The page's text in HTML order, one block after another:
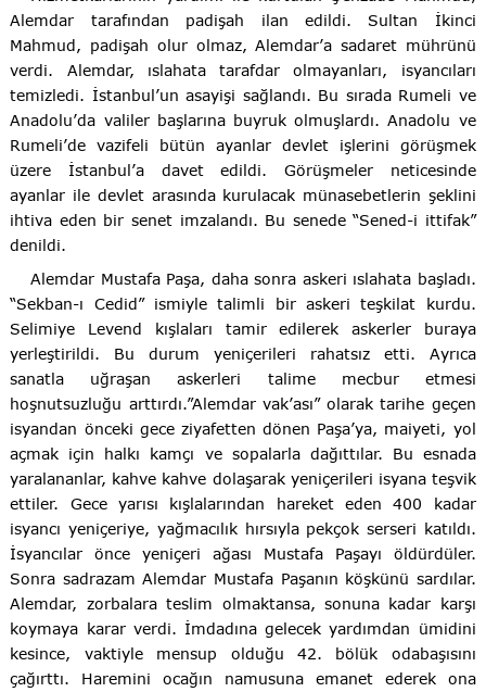
Alemdar tarafından padişah ilan edildi. Sultan İkinci
Mahmud, padişah olur olmaz, Alemdar’a sadaret mührünü
verdi. Alemdar, ıslahata tarafdar olmayanları, isyancıları
temizledi. İstanbul’un asayişi sağlandı. Bu sırada Rumeli ve
Anadolu’da valiler başlarına buyruk olmuşlardı. Anadolu ve
Rumeli’de vazifeli bütün ayanlar devlet işlerini görüşmek
üzere İstanbul’a davet edildi. Görüşmeler neticesinde
ayanlar ile devlet arasında kurulacak münasebetlerin şeklini
ihtiva eden bir senet imzalandı. Bu senede “Sened-i ittifak”
denildi.
Alemdar Mustafa Paşa, daha sonra askeri ıslahata başladı.
“Sekban-ı Cedid” ismiyle talimli bir askeri teşkilat kurdu.
Selimiye Levend kışlaları tamir edilerek askerler buraya
yerleştirildi. Bu durum yeniçerileri rahatsız etti. Ayrıca
sanatla uğraşan askerleri talime mecbur etmesi
hoşnutsuzluğu arttırdı.”Alemdar vak’ası” olarak tarihe geçen
isyandan önceki gece ziyafetten dönen Paşa’ya, maiyeti, yol
açmak için halkı kamçı ve sopalarla dağıttılar. Bu esnada
yaralananlar, kahve kahve dolaşarak yeniçerileri isyana teşvik
ettiler. Gece yarısı kışlalarından hareket eden 400 kadar
isyancı yeniçeriye, yağmacılık hırsıyla pekçok serseri katıldı.
İsyancılar önce yeniçeri ağası Mustafa Paşayı öldürdüler.
Sonra sadrazam Alemdar Mustafa Paşanın köşkünü sardılar.
Alemdar, zorbalara teslim olmaktansa, sonuna kadar karşı
koymaya karar verdi. İmdadına gelecek yardımdan ümidini
kesince, vaktiyle mensup olduğu 42. bölük odabaşısını
çağırttı. Haremini ocağın namusuna emanet ederek ona